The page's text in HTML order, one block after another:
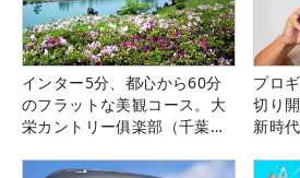
インター5分、都心から60分
のフラットな美観コース。大
栄カントリー俱楽部（千葉
プロ
切り
新時代